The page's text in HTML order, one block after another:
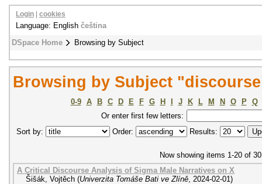
DSpace Home Browsing by Subject
Login cookies
Language: English čeština
Browsing by Subject
0-9 A B C D E F G H J K L M N O P
Q
Or enter first few letters:
Sort by:
Order: Results:
Now showing items 1-20 of 30
A Critical Discourse Analysis of Sigma Male Narratives on X
Šišák, Vojtěch (Univerzita Tomáše Bati ve Zlíně, 2024-02-01)